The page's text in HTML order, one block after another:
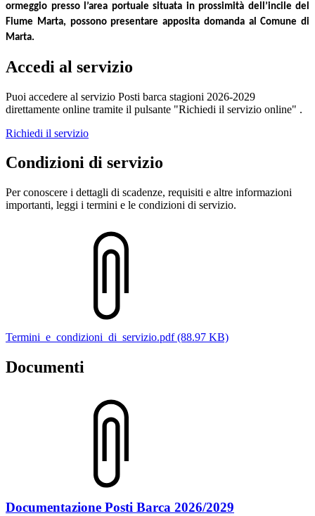
ormeggio presso l’area portuale situata in prossimità dell’incile del
Fiume Marta, possono presentare apposita domanda al Comune di
Marta.
Accedi al servizio
Puoi accedere al servizio Posti barca stagioni 2026-2029
direttamente online tramite il pulsante "Richiedi il servizio online" .
Richiedi il servizio
Condizioni di servizio
Per conoscere i dettagli di scadenze, requisiti e altre informazioni
importanti, leggi i termini e le condizioni di servizio.
Termini_e_condizioni_di_servizio.pdf (88.97 KB)
Documenti
Documentazione Posti Barca 2026/2029